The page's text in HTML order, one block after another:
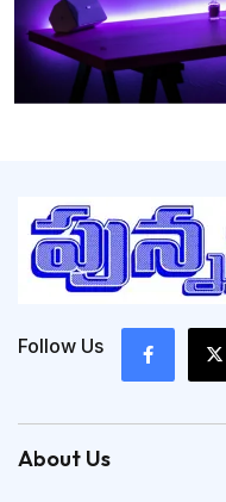
Follow Us
About Us